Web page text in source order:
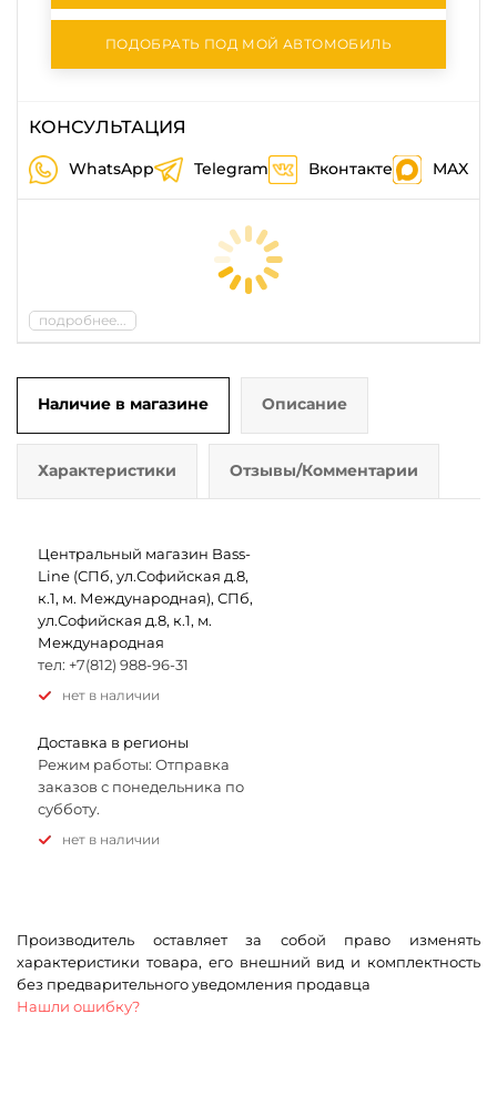
ПОДОБРАТЬ ПОД МОЙ АВТОМОБИЛЬ
КОНСУЛЬТАЦИЯ
WhatsApp Telegram Вконтакте MAX
подробнее...
Наличие в магазине Описание
Характеристики Отзывы/Комментарии
Центральный магазин Bass-
Line (СПб, ул.Софийская д.8,
к.1, м. Международная), СПб,
ул.Софийская д.8, к.1, м.
Международная
тел: +7(812) 988-96-31
Нет в наличии
Доставка в регионы
Режим работы: Отправка
заказов с понедельника по
субботу.
Нет в наличии
Производитель оставляет за собой право изменять
характеристики товара, его внешний вид и комплектность
без предварительного уведомления продавца
Нашли ошибку?